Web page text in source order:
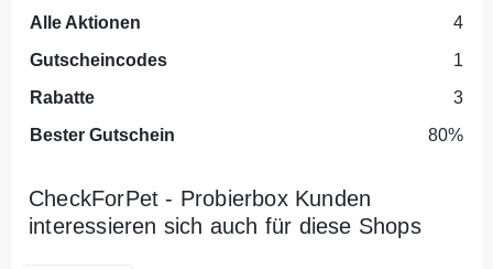
Alle Aktionen
4
Gutscheincodes
1
Rabatte
3
Bester Gutschein
80%
CheckForPet - Probierbox Kunden
interessieren sich auch für diese Shops